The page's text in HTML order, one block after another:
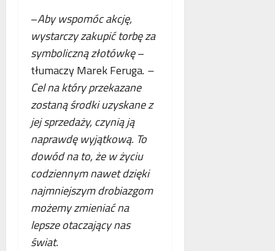
–Aby wspomóc akcję,
wystarczy zakupić torbę za
symboliczną złotówkę–
tłumaczy Marek Feruga. –
Cel na który przekazane
zostaną środki uzyskane z
jej sprzedaży, czynią ją
naprawdę wyjątkową. To
dowód na to, że w życiu
codziennym nawet dzięki
najmniejszym drobiazgom
możemy zmieniać na
lepsze otaczający nas
świat.